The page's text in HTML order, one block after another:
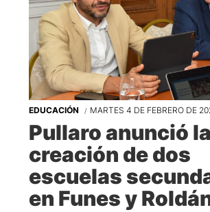
EDUCACIÓN MARTES 4 DE FEBRERO DE
Pullaro anunció la
creación de dos
escuelas
en Funes y